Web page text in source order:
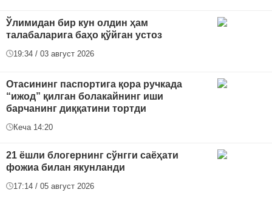
Ўлимидан бир кун олдин ҳам
талабаларига баҳо қўйган устоз
19:34 / 03 август 2026
Отасининг паспортига қора ручкада
“ижод” қилган болакайнинг иши
барчанинг диққатини тортди
Кеча 14:20
21 ёшли блогернинг сўнгги саёҳати
фожиа билан якунланди
17:14 / 05 август 2026